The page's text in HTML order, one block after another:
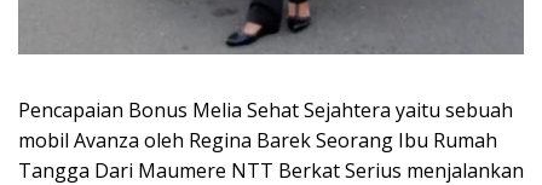
Pencapaian Bonus Melia Sehat Sejahtera yaitu sebuah
mobil Avanza oleh Regina Barek Seorang Ibu Rumah
Tangga Dari Maumere NTT Berkat Serius menjalankan